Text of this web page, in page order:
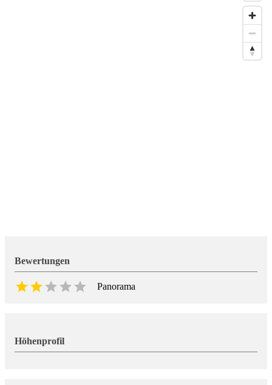
Bewertungen
Panorama
Höhenprofil